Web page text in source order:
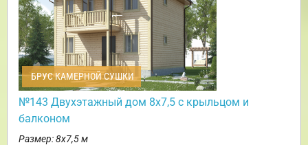
БРУС КАМЕРНОЙ СУШКИ
№143 Двухэтажный дом 8х7,5 с крыльцом и
балконом
Размер: 8х7,5 м